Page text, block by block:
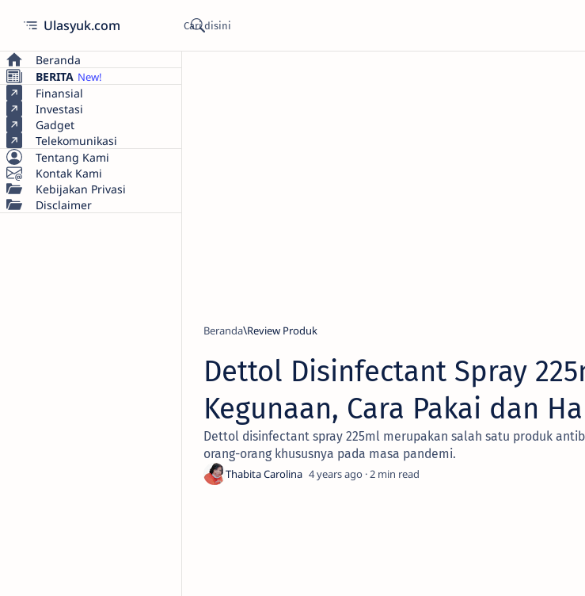
Ulasyuk.com
Beranda
BERITA
Finansial
Investasi
Gadget
Telekomunikasi
Tentang Kami
Kontak Kami
Kebijakan Privasi
Disclaimer
Beranda Review Produk
Dettol Disinfectant Spray
Kegunaan, Cara Pakai dan
Dettol disinfectant spray 225ml merupakan salah satu produk
orang-orang khususnya pada masa pandemi.
4 years ago 2